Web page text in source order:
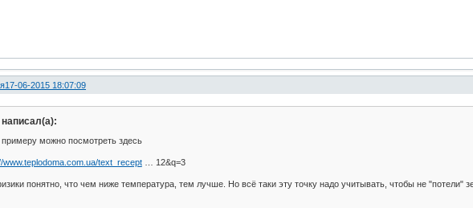
17-06-2015 18:07:09
написал(а):
примеру можно посмотреть здесь
www.teplodoma.com.ua/text_recept… 12&q=3
понятно, что чем ниже температура, тем лучше. Но всё таки эту точку надо учитывать, чтобы не "потели"